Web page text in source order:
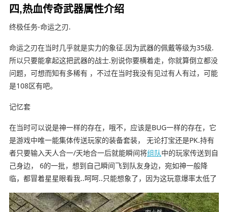
四,热血传奇武器属性介绍
终极任务-命运之刃.
命运之刃在当时几乎就是实力的象征.因为武器的佩戴等级为35级.
所以只要能拿起这把武器的战士.别说你要横着走，你就算倒立都没
问题，可想而知有多稀有 ，不过在当时我没有见过有人有过，可能
是108区有吧。
记忆套
在当时可以说是神一样的存在，哦不，应该是BUG一样的存在，它
是游戏中唯一能集体传送玩家的装备套装， 无论打宝还是PK.持有
者只要输入天人合一/天地合一后就能瞬间将组队中的玩家传送到自
己身边， 6的一批，想到自己瞬间飞到队友身边，宛如神一般降
临，都冒着星星眼看我..呵呵..只能想象了，因为这玩意爆率太低了